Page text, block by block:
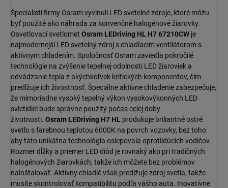
Špecialisti firmy Osram vyvinuli LED svetelné zdroje, ktoré môžu
byť použité ako náhrada za konvenčné halogénové žiarovky.
Osvetlovací svetlomet Osram LEDriving HL H7 67210CW je
najmodernejší LED svetelný zdroj s chladiacim ventilátorom s
aktívnym chladením. Spoločnosť Osram zaviedla pokročilé
technológie na zvýšenie tepelnej odolnosti LED žiaroviek a
odvádzanie tepla z akýchkoľvek kritických komponentov, čím
predlžuje ich živostnosť. Špeciálne aktívne chladenie zabezpečuje,
že mimoriadne vysoký tepelný výkon vysokovýkonných LED
svietidiel bude správne použitý počas celej doby
životnosti. Osram LEDriving H7 HL produkuje briliantné ostré
svetlo s farebnou teplotou 6000K na povrch vozovky, bez toho
aby táto unikátna technológia oslepovala oprotiidúcich vodičov.
Rozmer dĺžky a priemer LED diód je rovnaký ako pri tradičných
halogénových žiarovkách, takže ich môžete bez problémov
nainštalovať. Aktívny chladič však predlžuje zdroj svetla, takže
musíte skontrolovať kompatibilitu podľa vášho auta. Inovatívne